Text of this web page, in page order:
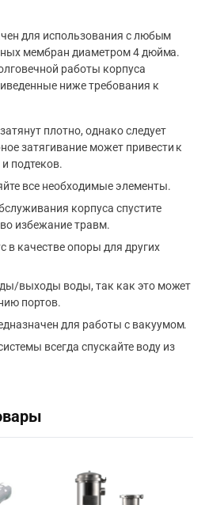
для использования с любым
мембран диаметром 4 дюйма.
работы корпуса
ниже требования к
плотно, однако следует
затягивание может привести к
подтеков.
все необходимые элементы.
корпуса спустите
избежание травм.
в качестве опоры для других
выходы воды, так как это может
портов.
для работы с вакуумом.
всегда спускайте воду из